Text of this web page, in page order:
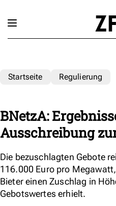
Startseite Regulierung
BNetzA:
Ausschreibung
Die bezuschlagten Gebote
116.000 Euro pro
Bieter einen Zuschlag in
Gebotswertes erhielt.